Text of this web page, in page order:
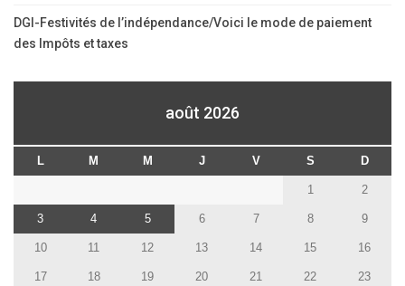
DGI-Festivités de l’indépendance/Voici le mode de paiement
des Impôts et taxes
août 2026
L M M J V S D
1 2
3 4 5 6 7 8 9
10 11 12 13 14 15 16
17 18 19 20 21 22 23